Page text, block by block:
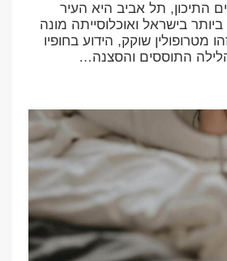
התיכון, תל אביב היא העיר
בישראל ואוכלוסייתה מונה
זהו מטרופולין שוקק, הידוע בחופיו
התוססים והסצנה…